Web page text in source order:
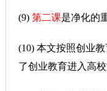
(9) 第二课是净化的
(10) 本文按照创业
了创业教育进入高